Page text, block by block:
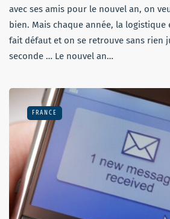
avec ses amis pour le nouvel an, on
bien. Mais chaque année, la logistique
fait défaut et on se retrouve sans rien
seconde … Le nouvel an…
FRANCE